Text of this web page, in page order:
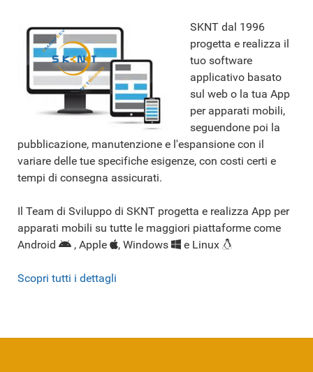
SKNT dal 1996
progetta e realizza il
tuo software
applicativo basato
sul web o la tua App
per apparati mobili,
seguendone poi la
pubblicazione, manutenzione e l'espansione con il
variare delle tue specifiche esigenze, con costi certi e
tempi di consegna assicurati.
Il Team di Sviluppo di SKNT progetta e realizza App per
apparati mobili su tutte le maggiori piattaforme come
Android
, Apple , Windows e Linux
Scopri tutti i dettagli